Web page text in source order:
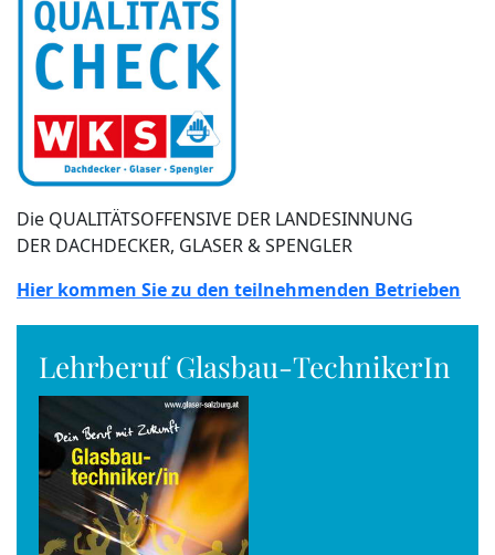
Die QUALITÄTSOFFENSIVE DER LANDESINNUNG
DER DACHDECKER, GLASER & SPENGLER
Hier kommen Sie zu den teilnehmenden Betrieben
Lehrberuf Glasbau-TechnikerIn